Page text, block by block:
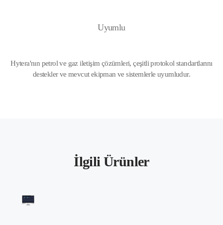
Uyumlu
Hytera'nın petrol ve gaz iletişim çözümleri, çeşitli protokol standartlarını
destekler ve mevcut ekipman ve sistemlerle uyumludur.
İlgili Ürünler